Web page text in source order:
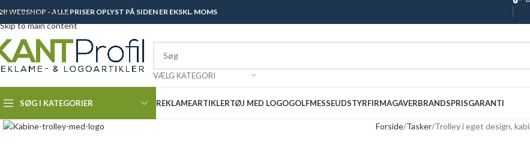
Skip to navigation
Skip to main content
WEBSHOP - ALLE PRISER OPLYST PÅ SIDEN ER EKSKL. MOMS
VÆLG KATEGORI
SØG I KATEGORIER REKLAMEARTIKLERTØJ MED LOGOGOLFMESSEUDSTYRFIRMAGAVERBRANDSPRISGARANTI
Forside Tasker Trolley i eget design,